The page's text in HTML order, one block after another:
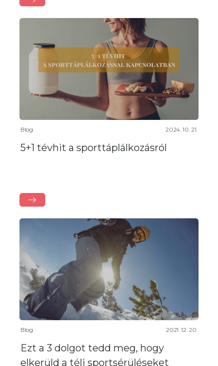
Blog 2024. 10. 21.
5+1 tévhit a sporttáplálkozásról
Blog 2021. 12. 20.
Ezt a 3 dolgot tedd meg, hogy
elkerüld a téli sportsérüléseket